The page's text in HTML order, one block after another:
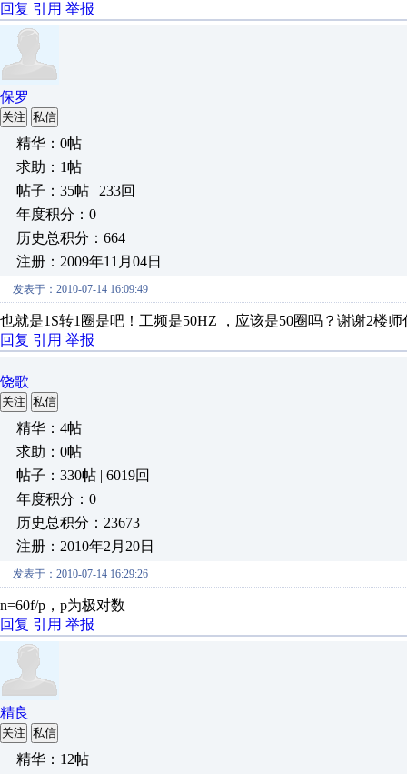
回复 引用 举报
保罗
关注 私信
精华：0帖
求助：1帖
帖子：35帖 | 233回
年度积分：0
历史总积分：664
注册：2009年11月04日
发表于：2010-07-14 16:09:49
也就是1S转1圈是吧！工频是50HZ ，应该是50圈吗？谢谢2楼师
回复 引用 举报
饶歌
关注 私信
精华：4帖
求助：0帖
帖子：330帖 | 6019回
年度积分：0
历史总积分：23673
注册：2010年2月20日
发表于：2010-07-14 16:29:26
n=60f/p，p为极对数
回复 引用 举报
精良
关注 私信
精华：12帖